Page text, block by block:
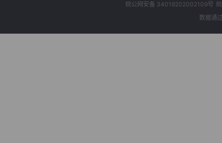
皖公网安备 34019202002109号
数据通